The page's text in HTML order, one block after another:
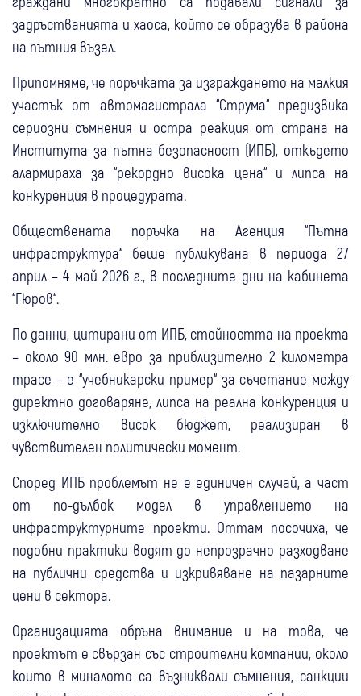
задръстванията и хаоса, който се образува в района
на пътния възел.
Припомняме, че поръчката за изграждането на малкия
участък от автомагистрала “Струма“ предизвика
сериозни съмнения и остра реакция от страна на
Института за пътна безопасност (ИПБ), откъдето
алармираха за “рекордно висока цена“ и липса на
конкуренция в процедурата.
Обществената поръчка на Агенция “Пътна
инфраструктура“ беше публикувана в периода 27
април – 4 май 2026 г., в последните дни на кабинета
“Гюров“.
По данни, цитирани от ИПБ, стойността на проекта
– около 90 млн. евро за приблизително 2 километра
трасе – е “учебникарски пример“ за съчетание между
директно договаряне, липса на реална конкуренция и
изключително висок бюджет, реализиран в
чувствителен политически момент.
Според ИПБ проблемът не е единичен случай, а част
от по-дълбок модел в управлението на
инфраструктурните проекти. Оттам посочиха, че
подобни практики водят до непрозрачно разходване
на публични средства и изкривяване на пазарните
цени в сектора.
Организацията обръна внимание и на това, че
проектът е свързан със строителни компании, около
които в миналото са възниквали съмнения, санкции